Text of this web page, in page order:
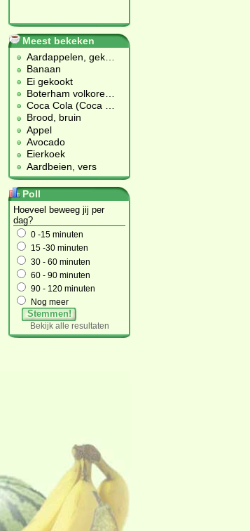
Meest bekeken
Aardappelen, gek
Banaan
Ei gekookt
Boterham volkore
Coca Cola (Coca
Brood, bruin
Appel
Avocado
Eierkoek
Aardbeien, vers
Poll
Hoeveel beweeg jij per
dag?
0 -15 minuten
15 -30 minuten
30 - 60 minuten
60 - 90 minuten
90 - 120 minuten
Nog meer
Stemmen!
Bekijk alle resultaten